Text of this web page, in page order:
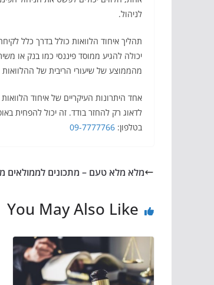
לניהול.
תהליך איחוד הלוואות כולל בדרך כלל
יכולה להגיע ממוסד פיננסי כמו בנק או
מהממוצע של שיעורי הריבית של
אחד היתרונות העיקריים של איחוד
לדאוג רק להחזר בודד. זה יכול להפחית
בטלפון: 09-7777766
מלא מלא טעם – מתכונים לממולאים
You May Also Like